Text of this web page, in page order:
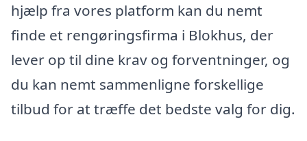
hjælp fra vores platform kan du nemt
finde et rengøringsfirma i Blokhus, der
lever op til dine krav og forventninger, og
du kan nemt sammenligne forskellige
tilbud for at træffe det bedste valg for dig.